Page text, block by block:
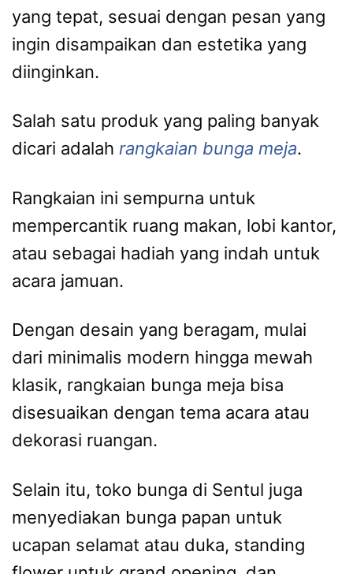
yang tepat, sesuai dengan pesan yang
ingin disampaikan dan estetika yang
diinginkan.
Salah satu produk yang paling banyak
dicari adalah rangkaian bunga meja.
Rangkaian ini sempurna untuk
mempercantik ruang makan, lobi kantor,
atau sebagai hadiah yang indah untuk
acara jamuan.
Dengan desain yang beragam, mulai
dari minimalis modern hingga mewah
klasik, rangkaian bunga meja bisa
disesuaikan dengan tema acara atau
dekorasi ruangan.
Selain itu, toko bunga di Sentul juga
menyediakan bunga papan untuk
ucapan selamat atau duka, standing